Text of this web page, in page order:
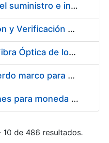
Acuerdo marco para el suministro e instalación de persianas, estores y otros complementos
Servicio de Calibración y Verificación Externa de los Equipos de Medición del Servicio de Prevención de la FNMT-RCM
Conexión mediante Fibra Óptica de los Centros de Proceso de Datos (CPDs) de las sedes de la FNMT-RCM de Burgos y Madrid
Contratación de acuerdo marco para el Suministro de Material de Electricidad para la Fábrica Nacional de Moneda y Timbre-Real Casa de la Moneda en su centro de trabajo de Burgos
Suministro de estuches para moneda de 30 €
de 486 resultados.